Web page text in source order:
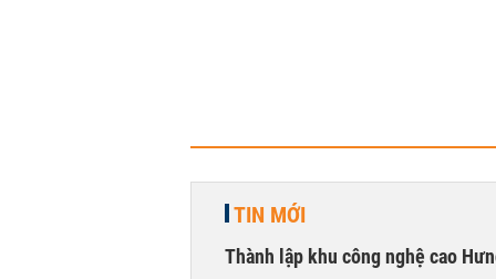
TIN MỚI
Thành lập khu công nghệ cao